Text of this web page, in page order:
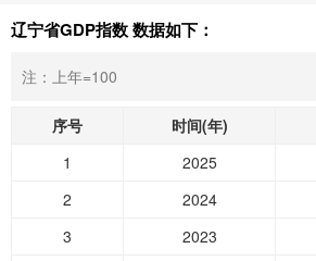
辽宁省GDP指数 数据如下：
注：上年=100
序号 时间(年)
1
2025
2
2024
3
2023